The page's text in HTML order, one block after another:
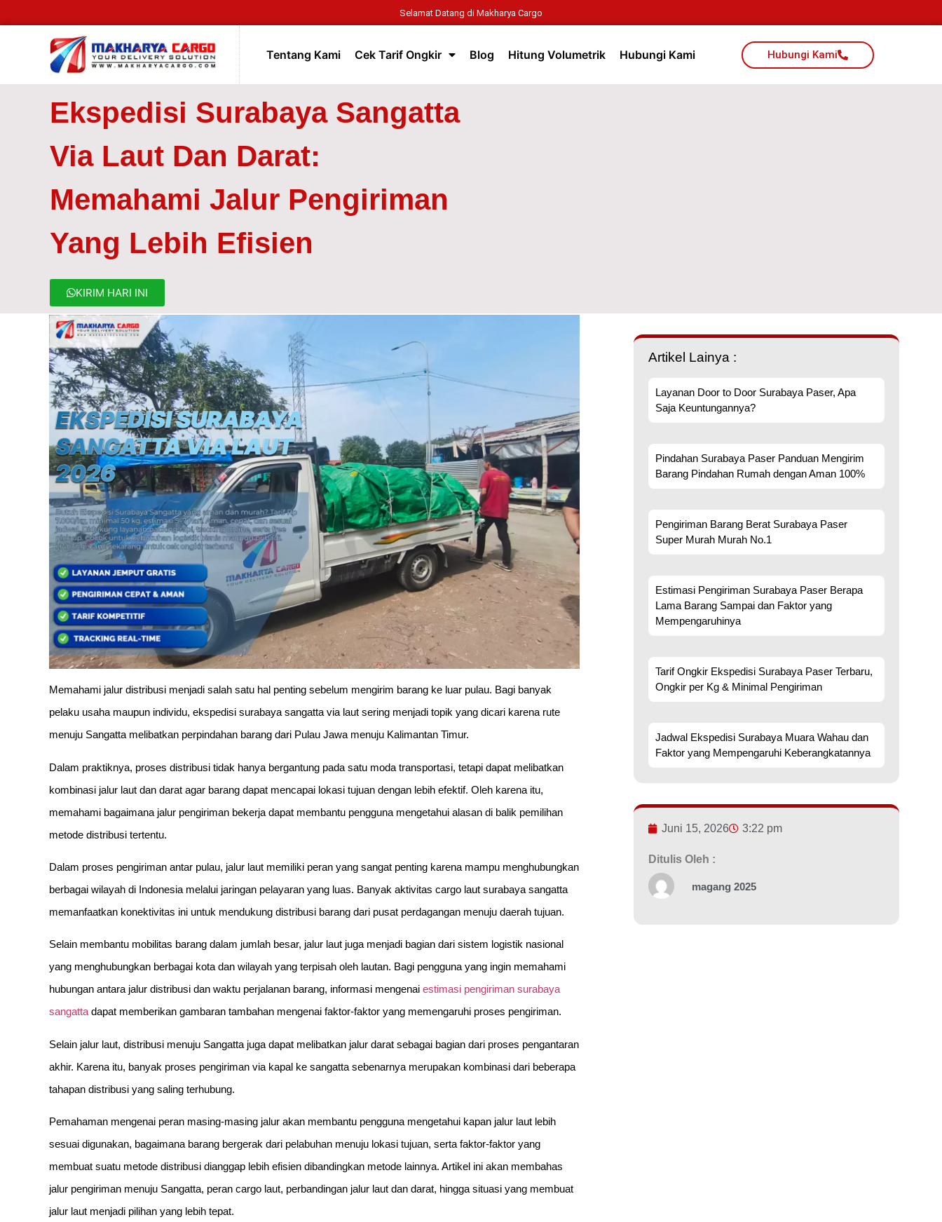
Selamat Datang di Makharya Cargo
Tentang Kami Cek Tarif Ongkir Blog Hitung Volumetrik Hubungi Kami Hubungi Kami
Ekspedisi Surabaya Sangatta
Via Laut Dan Darat:
Memahami Jalur Pengiriman
Yang Lebih Efisien
KIRIM HARI INI
Memahami jalur distribusi menjadi salah satu hal penting sebelum mengirim barang ke luar pulau. Bagi banyak
pelaku usaha maupun individu, ekspedisi surabaya sangatta via laut sering menjadi topik yang dicari karena rute
menuju Sangatta melibatkan perpindahan barang dari Pulau Jawa menuju Kalimantan Timur.
Dalam praktiknya, proses distribusi tidak hanya bergantung pada satu moda transportasi, tetapi dapat melibatkan
kombinasi jalur laut dan darat agar barang dapat mencapai lokasi tujuan dengan lebih efektif. Oleh karena itu,
memahami bagaimana jalur pengiriman bekerja dapat membantu pengguna mengetahui alasan di balik pemilihan
metode distribusi tertentu.
Dalam proses pengiriman antar pulau, jalur laut memiliki peran yang sangat penting karena mampu menghubungkan
berbagai wilayah di Indonesia melalui jaringan pelayaran yang luas. Banyak aktivitas cargo laut surabaya sangatta
memanfaatkan konektivitas ini untuk mendukung distribusi barang dari pusat perdagangan menuju daerah tujuan.
Selain membantu mobilitas barang dalam jumlah besar, jalur laut juga menjadi bagian dari sistem logistik nasional
yang menghubungkan berbagai kota dan wilayah yang terpisah oleh lautan. Bagi pengguna yang ingin memahami
hubungan antara jalur distribusi dan waktu perjalanan barang, informasi mengenai estimasi pengiriman surabaya
sangattadapat memberikan gambaran tambahan mengenai faktor-faktor yang memengaruhi proses pengiriman.
Selain jalur laut, distribusi menuju Sangatta juga dapat melibatkan jalur darat sebagai bagian dari proses pengantaran
akhir. Karena itu, banyak proses pengiriman via kapal ke sangatta sebenarnya merupakan kombinasi dari beberapa
tahapan distribusi yang saling terhubung.
Pemahaman mengenai peran masing-masing jalur akan membantu pengguna mengetahui kapan jalur laut lebih
sesuai digunakan, bagaimana barang bergerak dari pelabuhan menuju lokasi tujuan, serta faktor-faktor yang
membuat suatu metode distribusi dianggap lebih efisien dibandingkan metode lainnya. Artikel ini akan membahas
jalur pengiriman menuju Sangatta, peran cargo laut, perbandingan jalur laut dan darat, hingga situasi yang membuat
jalur laut menjadi pilihan yang lebih tepat.
Artikel Lainya :
Layanan Door to Door Surabaya Paser, Apa
Saja Keuntungannya?
Pindahan Surabaya Paser Panduan Mengirim
Barang Pindahan Rumah dengan Aman 100%
Pengiriman Barang Berat Surabaya Paser
Super Murah Murah No.1
Estimasi Pengiriman Surabaya Paser Berapa
Lama Barang Sampai dan Faktor yang
Mempengaruhinya
Tarif Ongkir Ekspedisi Surabaya Paser Terbaru,
Ongkir per Kg & Minimal Pengiriman
Jadwal Ekspedisi Surabaya Muara Wahau dan
Faktor yang Mempengaruhi Keberangkatannya
Juni 15, 2026 3:22 pm
Ditulis Oleh :
magang 2025